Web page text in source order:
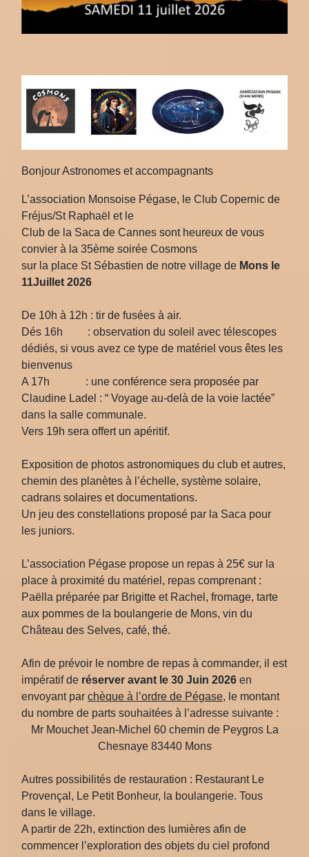
Bonjour Astronomes et accompagnants
L’association Monsoise Pégase, le Club Copernic de
Fréjus/St Raphaël et le
Club de la Saca de Cannes sont heureux de vous
convier à la 35ème soirée Cosmons
sur la place St Sébastien de notre village de Mons le
11Juillet 2026
De 10h à 12h : tir de fusées à air.
Dés 16h : observation du soleil avec télescopes
dédiés, si vous avez ce type de matériel vous êtes les
bienvenus
A 17h : une conférence sera proposée par
Claudine Ladel : “ Voyage au-delà de la voie lactée”
dans la salle communale.
Vers 19h sera offert un apéritif.
Exposition de photos astronomiques du club et autres,
chemin des planètes à l’échelle, système solaire,
cadrans solaires et documentations.
Un jeu des constellations proposé par la Saca pour
les juniors.
L’association Pégase propose un repas à 25€ sur la
place à proximité du matériel, repas comprenant :
Paëlla préparée par Brigitte et Rachel, fromage, tarte
aux pommes de la boulangerie de Mons, vin du
Château des Selves, café, thé.
Afin de prévoir le nombre de repas à commander, il est
impératif de réserver avant le 30 Juin 2026 en
envoyant par chèque à l’ordre de Pégase, le montant
du nombre de parts souhaitées à l’adresse suivante :
Mr Mouchet Jean-Michel 60 chemin de Peygros La
Chesnaye 83440 Mons
Autres possibilités de restauration : Restaurant Le
Provençal, Le Petit Bonheur, la boulangerie. Tous
dans le village.
A partir de 22h, extinction des lumières afin de
commencer l’exploration des objets du ciel profond